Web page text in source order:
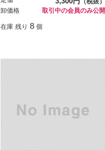
（税抜）
卸価格
取引中の会員のみ公開
在庫 残り 8 個